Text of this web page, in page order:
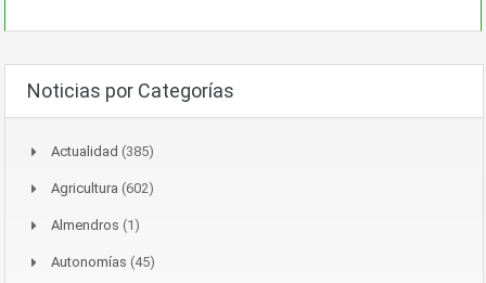
Noticias por Categorías
Actualidad (385)
Agricultura (602)
Almendros (1)
Autonomías (45)